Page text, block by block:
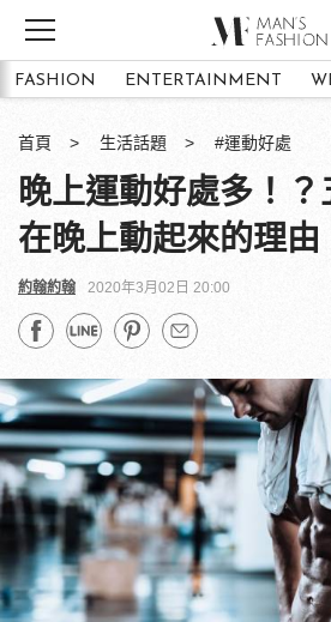
FASHION ENTERTAINMENT
首頁 生活話題 #運動好處
晚上運動好處多！
在晚上動起來的理由
約翰約翰 2020年3月02日 20:00